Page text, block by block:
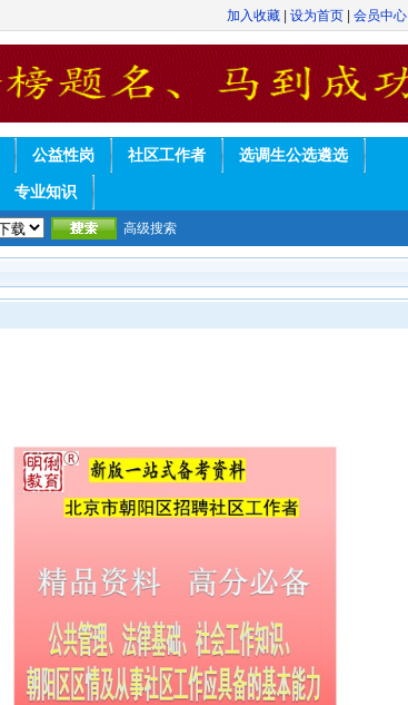
加入收藏 设为首页 会员中心
公益性岗 社区工作者 选调生公选遴选
专业知识
高级搜索